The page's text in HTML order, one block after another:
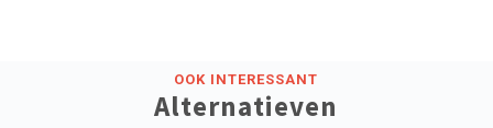
OOK INTERESSANT
Alternatieven